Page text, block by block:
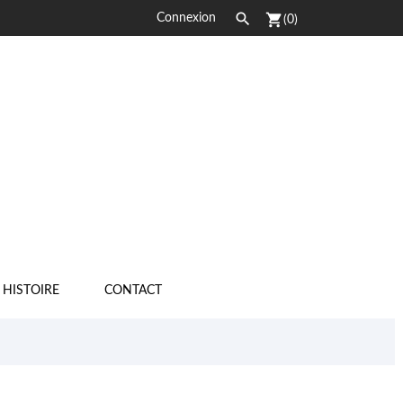
Connexion  shopping_cart(0)
CONTACT